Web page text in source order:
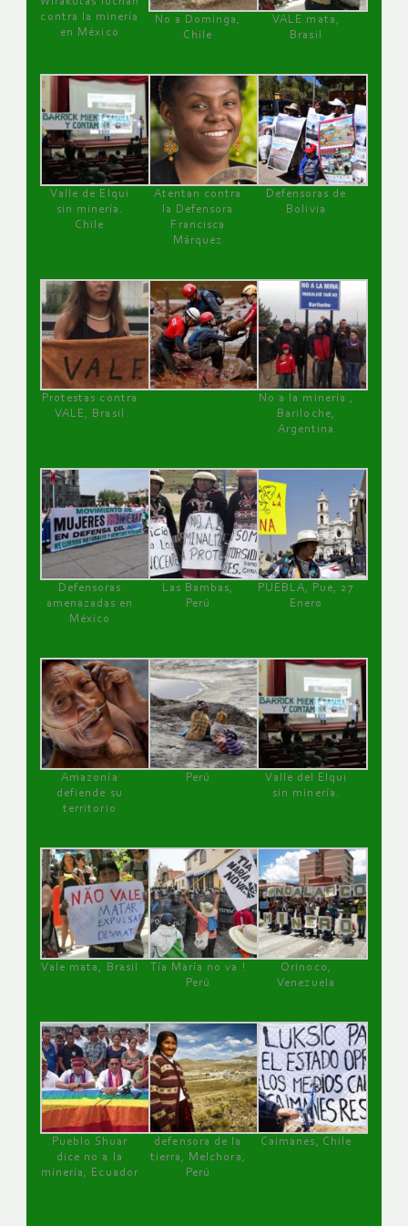
contra la minería
en México
No a Dominga,
Chile
VALE mata,
Brasil
Valle de Elqui
sin minería.
Chile
Atentan contra
la Defensora
Francisca
Márquez
Defensoras de
Bolivia
Protestas contra
VALE, Brasil
No a la minería ,
Bariloche,
Argentina
Defensoras
amenazadas en
México
Las Bambas,
Perú
PUEBLA, Pue, 27
Enero
Amazonía
defiende su
territorio
Perú
Valle del Elqui
sin minería.
Vale mata, Brasil
Tía María no va !
Perú
Orinoco,
Venezuela
Pueblo Shuar
dice no a la
minería, Ecuador
defensora de la
tierra, Melchora,
Perú
Caimanes, Chile